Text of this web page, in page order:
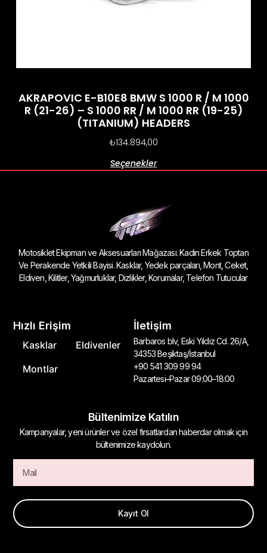
AKRAPOVIC E-B10E8 BMW S 1000 R / M 1000
R (21-26) – S 1000 RR / M 1000 RR (19-25)
(TITANIUM) HEADERS
₺134.894,00
Seçenekler
Motosiklet Ekipman ve Aksesuarları Mağazası. Kadın Erkek Toptan
Ve Perakende Yetkili Bayisi. Kasklar, Yedek parçaları, Mont, Ceket,
Eldiven, Kilitler, Yağmurluklar, Dizlikler, Korumalar, Telefon Tutucular
Hızlı Erişim
Kasklar
Eldivenler
Montlar
İletişim
Barbaros blv, Eski Yıldız Cd. 26/A,
34353 Beşiktaş/İstanbul
+90 541 309 99 94
Pazartesi–Pazar 09:00–18:00
Bültenimize Katılın
Kampanyalar, yeni ürünler ve özel fırsatlardan haberdar olmak için
bültenimize kaydolun.
Kayıt Ol